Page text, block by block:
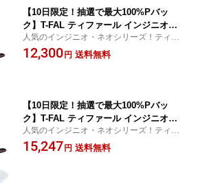
【10日限定！抽選で最大100%Pバッ
ク】T-FAL ティファール インジニオ・
ネオ IHマロンブラウン・アンリミテッ
ド セット6 L38593（ガス火・IH対応）
人気のインジニオ・ネオシリーズ！ティフ
ァール史上最高峰の耐久性と熱伝導性を実
現！
12,300 円 送料無料
【10日限定！抽選で最大100%Pバッ
ク】T-FAL ティファール インジニオ・
ネオ IHマロンブラウン・アンリミテッ
ド セット9 L38591 （ガス火・IH対応）
人気のインジニオ・ネオシリーズ！ティフ
ァール史上最高峰の耐久性と熱伝導性を実
現！
15,247 円 送料無料